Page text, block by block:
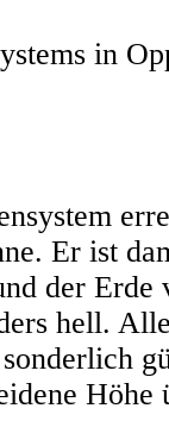
in
Er ist
der Erde
hell.